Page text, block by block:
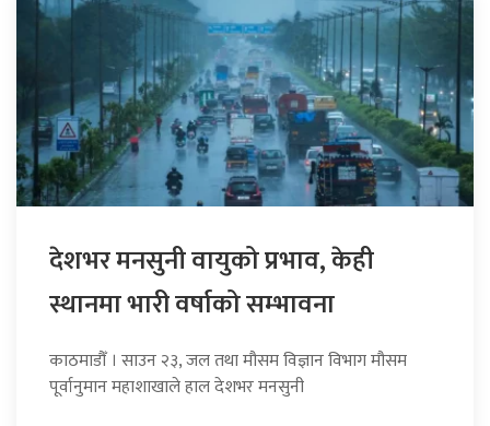
देशभर मनसुनी वायुको प्रभाव, केही
स्थानमा भारी वर्षाको सम्भावना
काठमाडौँ । साउन २३, जल तथा मौसम विज्ञान विभाग मौसम
पूर्वानुमान महाशाखाले हाल देशभर मनसुनी